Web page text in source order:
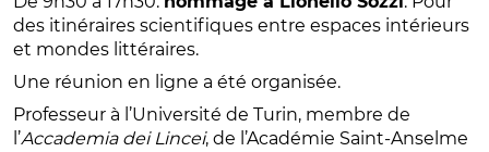
des itinéraires scientifiques entre espaces intérieurs
et mondes littéraires.
Une réunion en ligne a été organisée.
Professeur à l’Université de Turin, membre de
l’Accademia dei Lincei, de l’Académie Saint-Anselme